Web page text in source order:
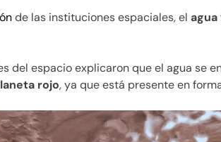
de las instituciones espaciales, el agua
del espacio explicaron que el agua se
rojo, ya que está presente en